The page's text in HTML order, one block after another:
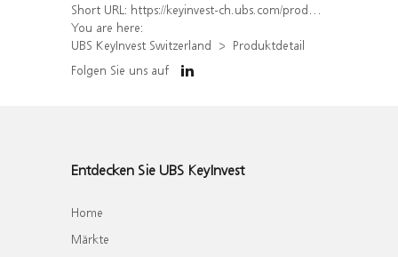
Short URL: https://keyinvest-ch.ubs.com/produkt/detail/index/isin/CH1572306764
You are here:
UBS KeyInvest Switzerland
Produktdetail
Folgen Sie uns auf
Entdecken Sie UBS KeyInvest
Home
Märkte